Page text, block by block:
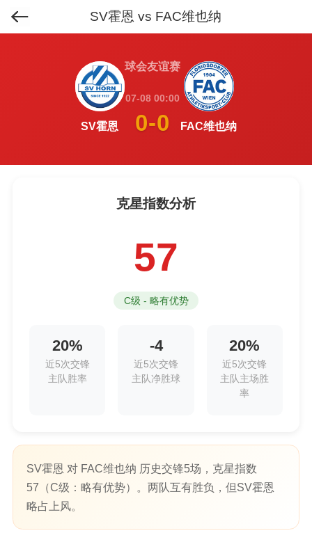
SV霍恩 vs FAC维也纳
排行榜> 克星球队榜
SV霍恩
球会友谊赛
07-08 00:00
0-0 FAC维也纳
克星指数分析
57
C级 - 略有优势
20%
近5次交锋
主队胜率
-4
近5次交锋
主队净胜球
20%
近5次交锋
主队主场胜
率
SV霍恩 对 FAC维也纳 历史交锋5场，克星指数
57（C级：略有优势）。两队互有胜负，但SV霍恩
略占上风。